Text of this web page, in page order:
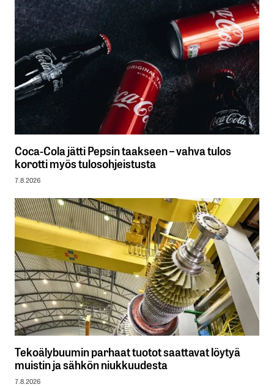
Coca-Cola jätti Pepsin taakseen – vahva tulos
korotti myös tulosohjeistusta
7.8.2026
Tekoälybuumin parhaat tuotot saattavat löytyä
muistin ja sähkön niukkuudesta
7.8.2026